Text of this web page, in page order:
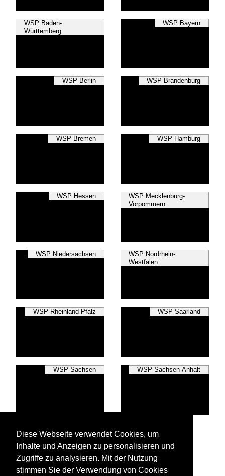
WSP Baden-
Württemberg
WSP Bayern
WSP Berlin WSP Brandenburg
WSP Bremen WSP Hamburg
WSP Hessen
WSP Mecklenburg-
Vorpommern
WSP Niedersachsen
WSP Nordrhein-
Westfalen
WSP Rheinland-Pfalz WSP Saarland
WSP Sachsen WSP Sachsen-Anhalt
Holstein
Diese Webseite verwendet Cookies, um
Inhalte und Anzeigen zu personalisieren und
Zugriffe zu analysieren. Mit der Nutzung
stimmen Sie der Verwendung von Cookies